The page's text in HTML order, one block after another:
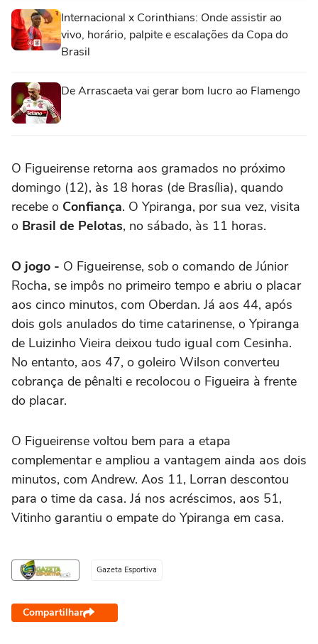
Internacional x Corinthians: Onde assistir ao
vivo, horário, palpite e escalações da Copa do
Brasil
De Arrascaeta vai gerar bom lucro ao Flamengo
O Figueirense retorna aos gramados no próximo
domingo (12), às 18 horas (de Brasília), quando
recebe o Confiança. O Ypiranga, por sua vez, visita
o Brasil de Pelotas, no sábado, às 11 horas.
O jogo - O Figueirense, sob o comando de Júnior
Rocha, se impôs no primeiro tempo e abriu o placar
aos cinco minutos, com Oberdan. Já aos 44, após
dois gols anulados do time catarinense, o Ypiranga
de Luizinho Vieira deixou tudo igual com Cesinha.
No entanto, aos 47, o goleiro Wilson converteu
cobrança de pênalti e recolocou o Figueira à frente
do placar.
O Figueirense voltou bem para a etapa
complementar e ampliou a vantagem ainda aos dois
minutos, com Andrew. Aos 11, Lorran descontou
para o time da casa. Já nos acréscimos, aos 51,
Vitinho garantiu o empate do Ypiranga em casa.
Gazeta Esportiva
Compartilhar